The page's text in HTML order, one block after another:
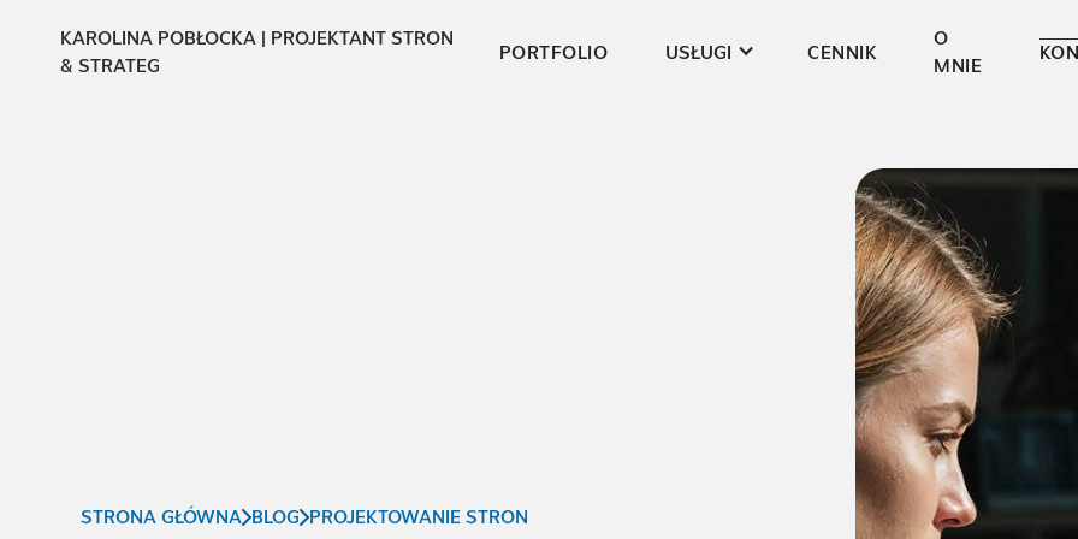
KAROLINA POBŁOCKA | PROJEKTANT STRON
& STRATEG
PORTFOLIO USŁUGI CENNIK
O
MNIE
STRONA GŁÓWNA BLOG PROJEKTOWANIE STRON